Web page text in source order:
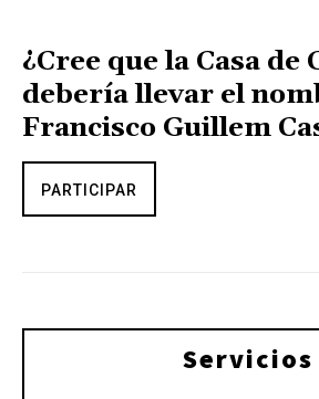
¿Cree que la Casa de
debería llevar el
Francisco Guillem
PARTICIPAR
Servicios